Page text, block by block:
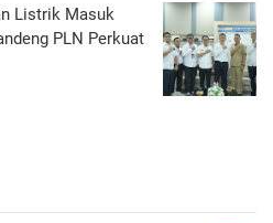
Listrik Masuk
PLN Perkuat